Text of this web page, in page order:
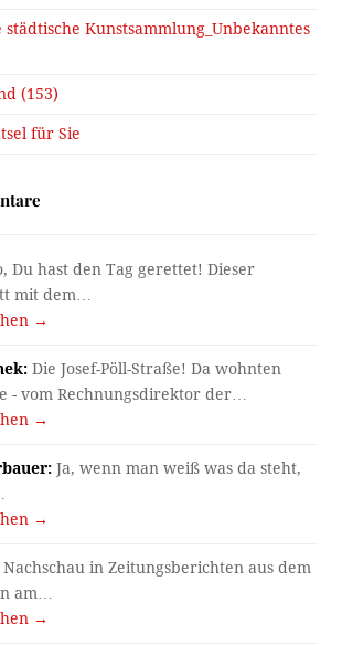
Kunstsammlung_Unbekanntes
(153)
für Sie
Du hast den Tag gerettet! Dieser
mit dem…
→
Die Josef-Pöll-Straße! Da wohnten
- vom Rechnungsdirektor der…
→
Ja, wenn man weiß was da steht,
→
in Zeitungsberichten aus dem
am…
→